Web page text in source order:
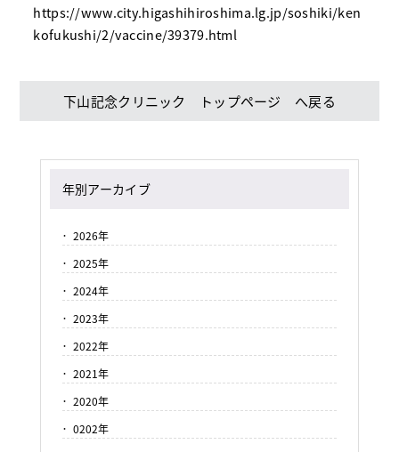
https://www.city.higashihiroshima.lg.jp/soshiki/ken
kofukushi/2/vaccine/39379.html
下山記念クリニック トップページ へ戻る
年別アーカイブ
2026年
2025年
2024年
2023年
2022年
2021年
2020年
0202年